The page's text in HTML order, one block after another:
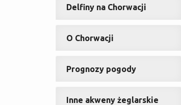
Delfiny na Chorwacji
O Chorwacji
Prognozy pogody
Inne akweny żeglarskie